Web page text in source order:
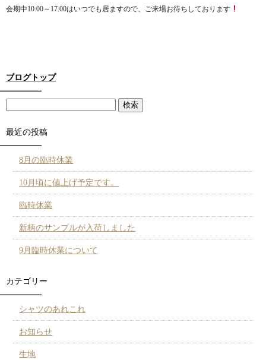
会期中10:00～17:00はいつでも居ますので、ご来場お待ちしております
ブログトップ
最近の投稿
8月の臨時休業
10月頃に値上げ予定です。
臨時休業
新柄のサンプルが入荷しました
9月臨時休業について
カテゴリー
シャツのあれこれ
お知らせ
生地